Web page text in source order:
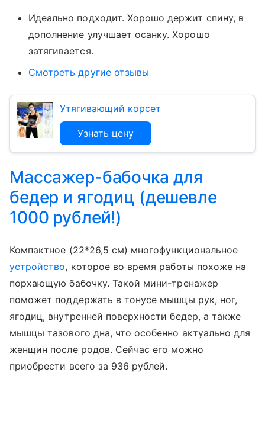
Идеально подходит. Хорошо держит спину, в
дополнение улучшает осанку. Хорошо
затягивается.
Смотреть другие отзывы
Утягивающий корсет
Узнать цену
Массажер-бабочка для
бедер и ягодиц (дешевле
1000 рублей!)
Компактное (22*26,5 см) многофункциональное
устройство, которое во время работы похоже на
порхающую бабочку. Такой мини-тренажер
поможет поддержать в тонусе мышцы рук, ног,
ягодиц, внутренней поверхности бедер, а также
мышцы тазового дна, что особенно актуально для
женщин после родов. Сейчас его можно
приобрести всего за 936 рублей.